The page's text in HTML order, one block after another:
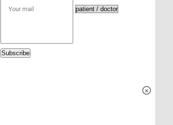
Subscribe
×